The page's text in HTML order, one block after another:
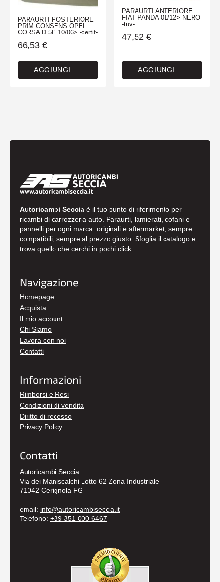
PARAURTI POSTERIORE
PRIM CONSENS OPEL
CORSA D 5P 10/06> -certif-
66,53 €
AGGIUNGI
PARAURTI ANTERIORE
FIAT PANDA 01/12> NERO
-tuv-
47,52 €
AGGIUNGI
Autoricambi Seccia è il tuo punto di riferimento per
ricambi di carrozzeria auto. Paraurti, lamierati, cofani e
pannelli per ogni marca: originali e aftermarket, sempre
compatibili, sempre al prezzo giusto. Sfoglia il catalogo e
trova quello che cerchi in pochi click.
Navigazione
Homepage
Acquista
Il mio account
Chi Siamo
Lavora con noi
Contatti
Informazioni
Rimborsi e Resi
Condizioni di vendita
Diritto di recesso
Privacy Policy
Contatti
Autoricambi Seccia
Via dei Maniscalchi Lotto 62 Zona Industriale
71042 Cerignola FG
email: info@autoricambiseccia.it
Telefono: +39 351 000 6467